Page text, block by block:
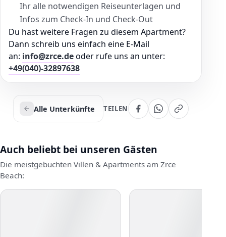
Ihr alle notwendigen Reiseunterlagen und
Infos zum Check-In und Check-Out
Du hast weitere Fragen zu diesem Apartment?
Dann schreib uns einfach eine E-Mail
an: info@zrce.deoder rufe uns an unter:
+49(040)-32897638
Alle Unterkünfte TEILEN
Auch beliebt bei unseren Gästen
Die meistgebuchten Villen & Apartments am Zrce
Beach: